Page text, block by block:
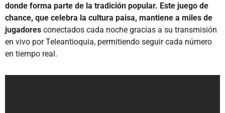
donde forma parte de la tradición popular. Este juego de
chance, que celebra la cultura paisa, mantiene a miles de
jugadores conectados cada noche gracias a su transmisión
en vivo por Teleantioquia, permitiendo seguir cada número
en tiempo real.